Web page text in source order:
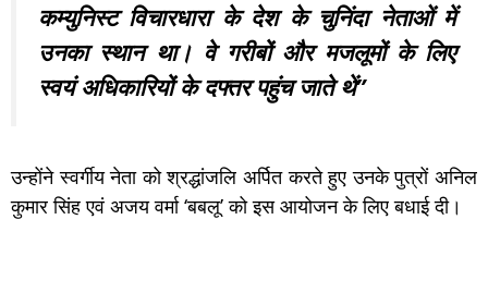
कम्युनिस्ट विचारधारा के देश के चुनिंदा नेताओं में
उनका स्थान था। वे गरीबों और मजलूमों के लिए
स्वयं अधिकारियों के दफ्तर पहुंच जाते थें”
उन्होंने स्वर्गीय नेता को श्रद्धांजलि अर्पित करते हुए उनके पुत्रों अनिल
कुमार सिंह एवं अजय वर्मा ‘बबलू’ को इस आयोजन के लिए बधाई दी।